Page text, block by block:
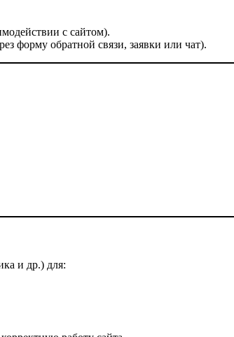
с сайтом).
форму обратной связи, заявки или чат).
и др.) для: